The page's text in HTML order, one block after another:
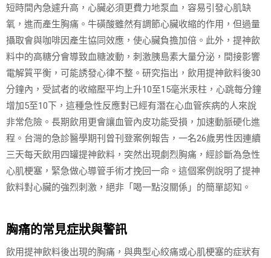
短時間內急遽升高，心臟必須更費力地泵血，容易引發心肌缺
氧，進而產生胸痛。牛磺酸雖然有調節心臟收縮的作用，但過量
攝取會與咖啡因產生協同效應，使心臟負擔加倍。此外，提神飲
料中的高糖分會導致血糖波動，刺激胰島素大量分泌，間接影響
電解質平衡，可能誘發心律不整。研究指出，飲用提神飲料後30
分鐘內，受試者的收縮壓平均上升10至15毫米汞柱，心跳每分鐘
增加5至10下，這種急性反應對已經有潛在心血管疾病的人來說
非常危險。長期飲用更會讓血管內皮功能受損，加速動脈硬化進
程。台灣的急診醫學期刊曾刊登案例報告，一名26歲男性因連續
三天每天飲用四罐提神飲料，突然出現劇烈胸痛，經診斷為急性
心肌梗塞，緊急做心導管手術才挽回一命。這個案例說明了提神
飲料對心臟的強烈刺激，絕非「喝一點沒關係」的簡單認知。
胸痛的常見症狀與警訊
飲用提神飲料後出現的胸痛，與典型心絞痛或心肌梗塞的症狀有